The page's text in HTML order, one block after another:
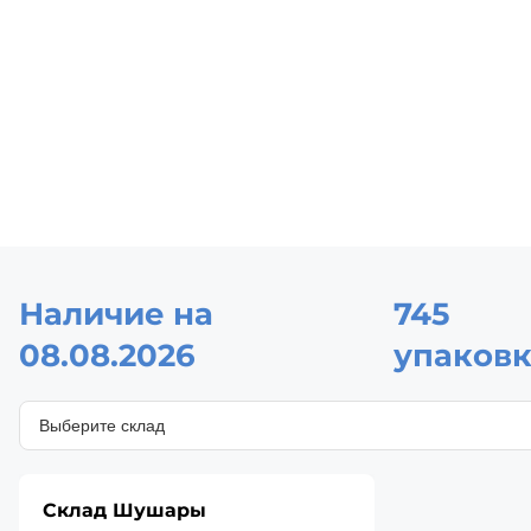
Наличие на
08.08.2026
745
Склад Шушары